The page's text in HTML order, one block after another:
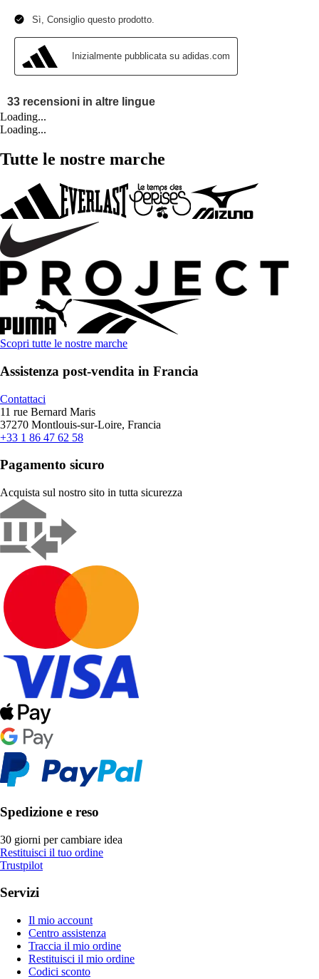
Loading...
Loading...
Tutte le nostre marche
Scopri tutte le nostre marche
Assistenza post-vendita in Francia
Contattaci
11 rue Bernard Maris
37270 Montlouis-sur-Loire, Francia
+33 1 86 47 62 58
Pagamento sicuro
Acquista sul nostro sito in tutta sicurezza
Spedizione e reso
30 giorni per cambiare idea
Restituisci il tuo ordine
Trustpilot
Servizi
Il mio account
Centro assistenza
Traccia il mio ordine
Restituisci il mio ordine
Codici sconto